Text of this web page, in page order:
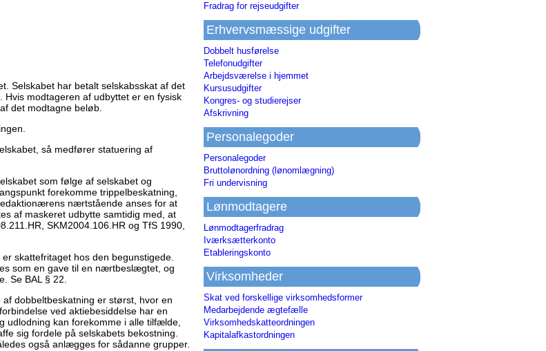
Selskabet har betalt selskabsskat af det
modtageren af udbyttet er en fysisk
det modtagne beløb.
så medfører statuering af
som følge af selskabet og
forekomme trippelbeskatning,
nærtstående anses for at
af maskeret udbytte samtidig med, at
SKM2004.106.HR og TfS 1990,
skattefritaget hos den begunstigede.
som en gave til en nærtbeslægtet, og
Se BAL § 22.
dobbeltbeskatning er størst, hvor en
ved aktiebesiddelse har en
udlodning kan forekomme i alle tilfælde,
sig fordele på selskabets bekostning.
også anlægges for sådanne grupper.
Fradrag for rejseudgifter
Erhvervsmæssige udgifter
Dobbelt husførelse
Telefonudgifter
Arbejdsværelse i hjemmet
Kursusudgifter
Kongres- og studierejser
Afskrivning
Personalegoder
Personalegoder
Bruttolønordning (lønomlægning)
Fri undervisning
Lønmodtagere
Lønmodtagerfradrag
Iværksætterkonto
Etableringskonto
Virksomheder
Skat ved forskellige virksomhedsformer
Medarbejdende ægtefælle
Virksomhedskatteordningen
Kapitalafkastordningen